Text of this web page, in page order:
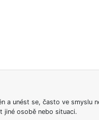
a unést se, často ve smyslu
jiné osobě nebo situaci.